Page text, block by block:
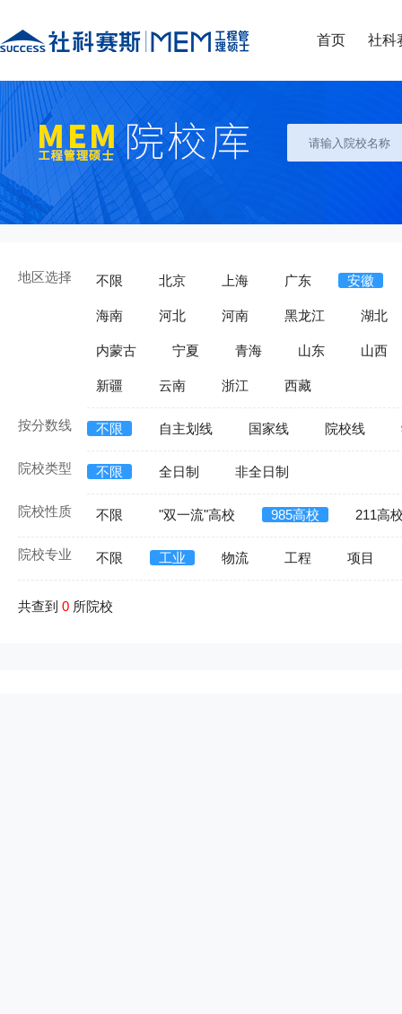
首页 社科
地区选择 不限 北京 上海 广东 安徽
海南 河北 河南 黑龙江 湖北
内蒙古 宁夏 青海 山东 山西
新疆 云南 浙江 西藏
按分数线 不限 自主划线 国家线 院校线
院校类型 不限 全日制 非全日制
院校性质 不限 "双一流"高校 985高校 211高
院校专业 不限 工业 物流 工程 项目
共查到 0 所院校